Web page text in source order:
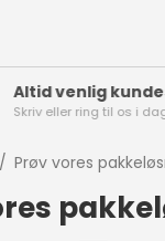
Altid venlig
Skriv eller ring til os i
/ Prøv vores